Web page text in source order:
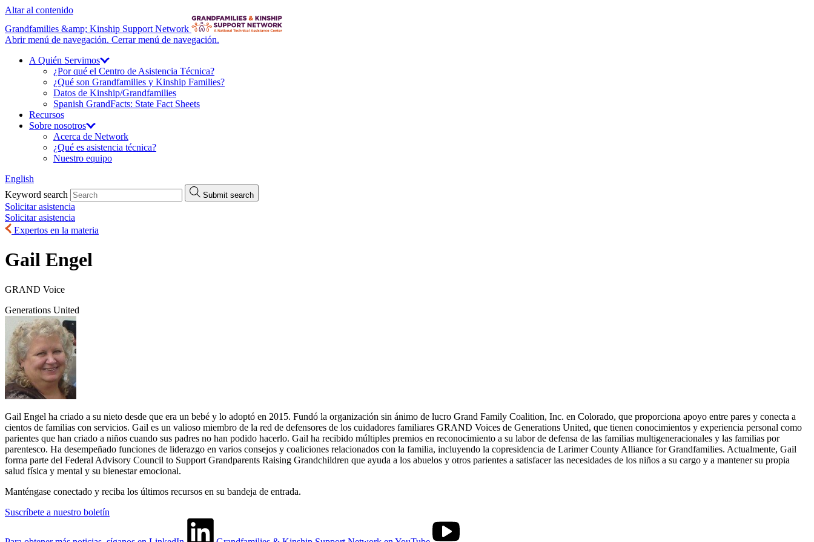
Altar al contenido
Grandfamilies &amp; Kinship Support Network
Abrir menú de navegación. Cerrar menú de navegación.
A Quién Servimos
¿Por qué el Centro de Asistencia Técnica?
¿Qué son Grandfamilies y Kinship Families?
Datos de Kinship/Grandfamilies
Spanish GrandFacts: State Fact Sheets
Recursos
Sobre nosotros
Acerca de Network
¿Qué es asistencia técnica?
Nuestro equipo
English
Keyword search
Submit search
Solicitar asistencia
Solicitar asistencia
Expertos en la materia
Gail Engel
GRAND Voice
Generations United
Gail Engel ha criado a su nieto desde que era un bebé y lo adoptó en 2015. Fundó la organización sin ánimo de lucro Grand Family Coalition, Inc. en Colorado, que proporciona apoyo entre pares y conecta a
cientos de familias con servicios. Gail es un valioso miembro de la red de defensores de los cuidadores familiares GRAND Voices de Generations United, que tienen conocimientos y experiencia personal como
parientes que han criado a niños cuando sus padres no han podido hacerlo. Gail ha recibido múltiples premios en reconocimiento a su labor de defensa de las familias multigeneracionales y las familias por
parentesco. Ha desempeñado funciones de liderazgo en varios consejos y coaliciones relacionados con la familia, incluyendo la copresidencia de Larimer County Alliance for Grandfamilies. Actualmente, Gail
forma parte del Federal Advisory Council to Support Grandparents Raising Grandchildren que ayuda a los abuelos y otros parientes a satisfacer las necesidades de los niños a su cargo y a mantener su propia
salud física y mental y su bienestar emocional.
Manténgase conectado y reciba los últimos recursos en su bandeja de entrada.
Suscríbete a nuestro boletín